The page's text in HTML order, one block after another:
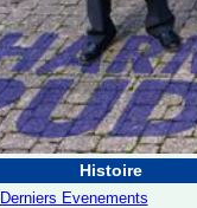
Histoire
Derniers Evenements